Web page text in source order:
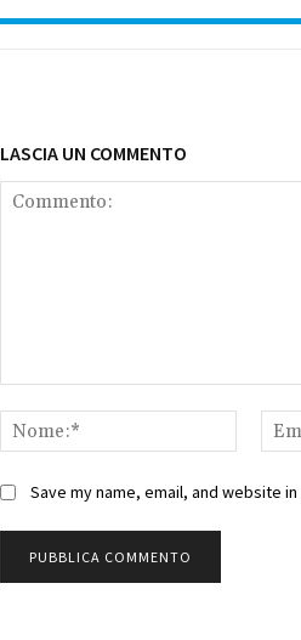
LASCIA UN COMMENTO
Nome:*
Save my name, email, and website